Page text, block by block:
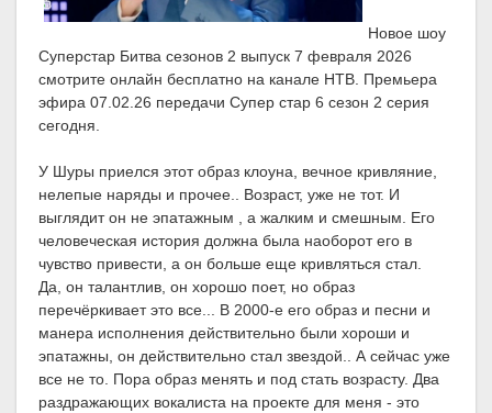
Новое шоу
Суперстар Битва сезонов 2 выпуск 7 февраля 2026
смотрите онлайн бесплатно на канале НТВ. Премьера
эфира 07.02.26 передачи Супер стар 6 сезон 2 серия
сегодня.
У Шуры приелся этот образ клоуна, вечное кривляние,
нелепые наряды и прочее.. Возраст, уже не тот. И
выглядит он не эпатажным , а жалким и смешным. Его
человеческая история должна была наоборот его в
чувство привести, а он больше еще кривляться стал.
Да, он талантлив, он хорошо поет, но образ
перечёркивает это все... В 2000-е его образ и песни и
манера исполнения действительно были хороши и
эпатажны, он действительно стал звездой.. А сейчас уже
все не то. Пора образ менять и под стать возрасту. Два
раздражающих вокалиста на проекте для меня - это